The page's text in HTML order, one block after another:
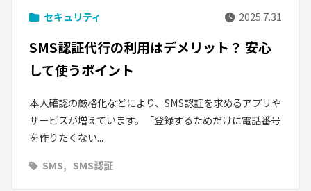
セキュリティ 2025.7.31
SMS認証代行の利用はデメリット？ 安心
して使うポイント
本人確認の厳格化などにより、SMS認証を求めるアプリや
サービスが増えています。「登録するためだけに電話番号
を作りたくない...
SMS
SMS認証